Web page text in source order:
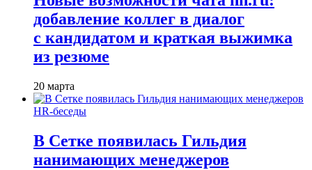
добавление коллег в диалог
с кандидатом и краткая выжимка
из резюме
20 марта
HR-беседы
В Сетке появилась Гильдия
нанимающих менеджеров